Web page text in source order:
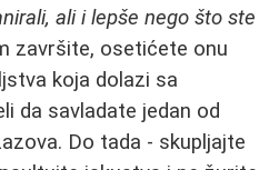
ali i lepše nego što ste
završite, osetićete onu
koja dolazi sa
da savladate jedan od
Do tada - skupljajte